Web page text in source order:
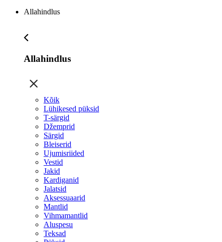
Allahindlus
Allahindlus
Kõik
Lühikesed püksid
T-särgid
Džemprid
Särgid
Bleiserid
Ujumisriided
Vestid
Jakid
Kardiganid
Jalatsid
Aksessuaarid
Mantlid
Vihmamantlid
Aluspesu
Teksad